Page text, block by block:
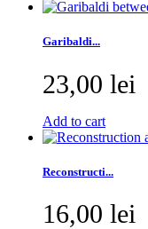
Garibaldi...
23,00 lei
Add to cart
Reconstructi...
16,00 lei